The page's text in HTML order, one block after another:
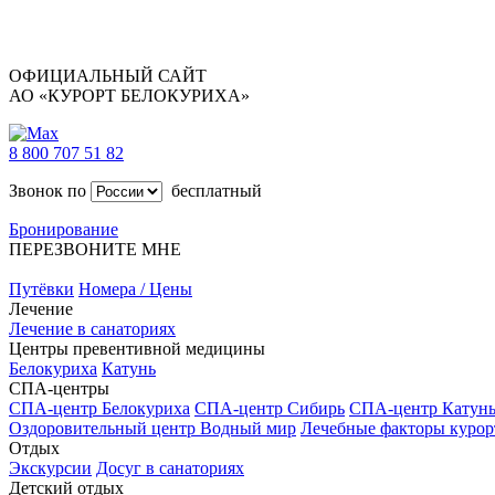
ОФИЦИАЛЬНЫЙ САЙТ
АО «КУРОРТ БЕЛОКУРИХА»
8 800 707 51 82
Звонок по
бесплатный
Бронирование
ПЕРЕЗВОНИТЕ МНЕ
Путёвки Номера / Цены
Лечение
Лечение в санаториях
Центры превентивной медицины
Белокуриха Катунь
СПА-центры
СПА-центр Белокуриха СПА-центр Сибирь СПА-центр Катунь
Оздоровительный центр Водный мир Лечебные факторы
Отдых
Экскурсии Досуг в санаториях
Детский отдых